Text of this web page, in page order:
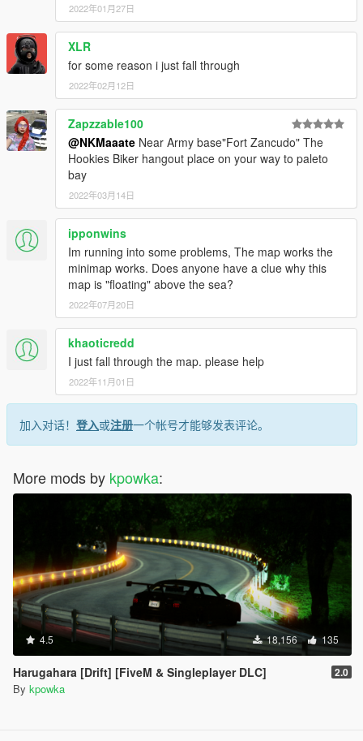
2022年01月27日
XLR
for some reason i just fall through
2022年02月12日
Zapzzable100
@NKMaaate Near Army base"Fort Zancudo" The
Hookies Biker hangout place on your way to paleto
bay
2022年03月14日
ipponwins
Im running into some problems, The map works the
minimap works. Does anyone have a clue why this
map is "floating" above the sea?
2022年07月20日
khaoticredd
I just fall through the map. please help
2022年11月01日
加入对话！ 登入或注册一个帐号才能够发表评论。
More mods by kpowka:
4.5 18,156 135
Harugahara [Drift] [FiveM & Singleplayer DLC] 2.0
By kpowka